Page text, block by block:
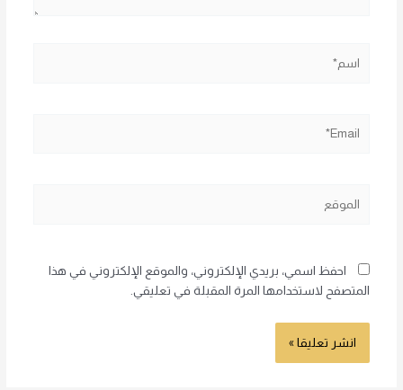
احفظ اسمي، بريدي الإلكتروني، والموقع الإلكتروني في هذا
المتصفح لاستخدامها المرة المقبلة في تعليقي.